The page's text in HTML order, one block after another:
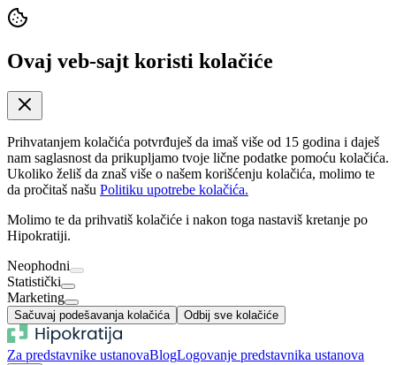
Ovaj veb-sajt koristi kolačiće
Prihvatanjem kolačića potvrđuješ da imaš više od 15 godina i daješ
nam saglasnost da prikupljamo tvoje lične podatke pomoću kolačića.
Ukoliko želiš da znaš više o našem korišćenju kolačića, molimo te
da pročitaš našu Politiku upotrebe kolačića.
Molimo te da prihvatiš kolačiće i nakon toga nastaviš kretanje po
Hipokratiji.
Neophodni
Statistički
Marketing
Sačuvaj podešavanja kolačića Odbij sve kolačiće
Za predstavnike ustanovaBlogLogovanje predstavnika ustanova